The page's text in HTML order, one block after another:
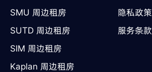
SMU 周边租房
SUTD 周边租房
SIM 周边租房
Kaplan 周边租房
隐私政策
服务条款